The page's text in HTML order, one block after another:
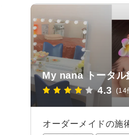
My nana トータル
4.3 (14
オーダーメイドの施